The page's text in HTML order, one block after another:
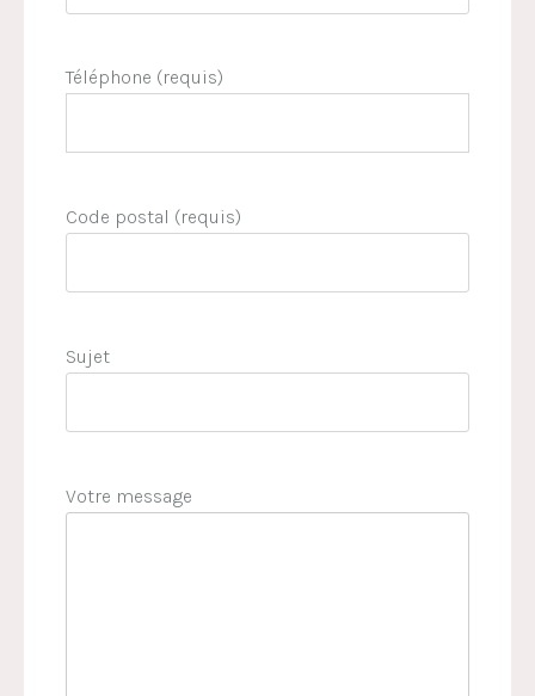
Téléphone (requis)
Code postal (requis)
Sujet
Votre message